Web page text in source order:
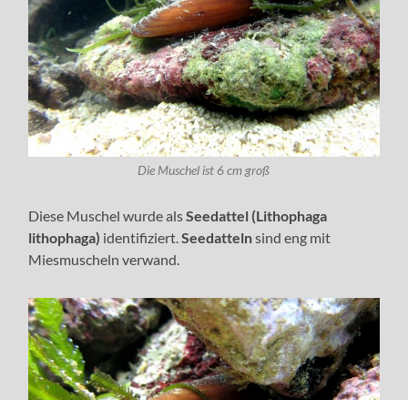
Die Muschel ist 6 cm groß
Diese Muschel wurde alsSeedattel (Lithophaga
lithophaga) identifiziert.Seedattelnsind eng mit
Miesmuscheln verwand.